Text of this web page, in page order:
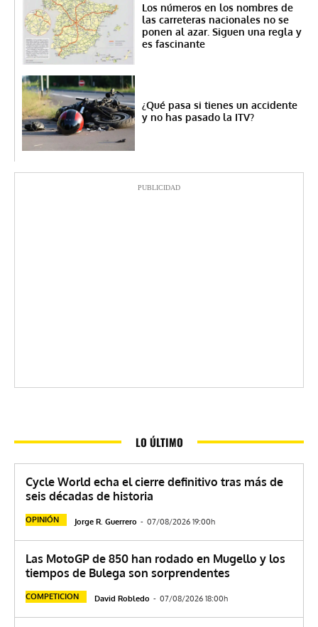
Los números en los nombres de
las carreteras nacionales no se
ponen al azar. Siguen una regla y
es fascinante
¿Qué pasa si tienes un accidente
y no has pasado la ITV?
PUBLICIDAD
LO ÚLTIMO
Cycle World echa el cierre definitivo tras más de
seis décadas de historia
OPINIÓN Jorge R. Guerrero - 07/08/2026 19:00h
Las MotoGP de 850 han rodado en Mugello y los
tiempos de Bulega son sorprendentes
COMPETICION David Robledo - 07/08/2026 18:00h